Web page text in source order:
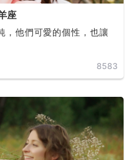
座
，他們可愛的個性，也讓
8583